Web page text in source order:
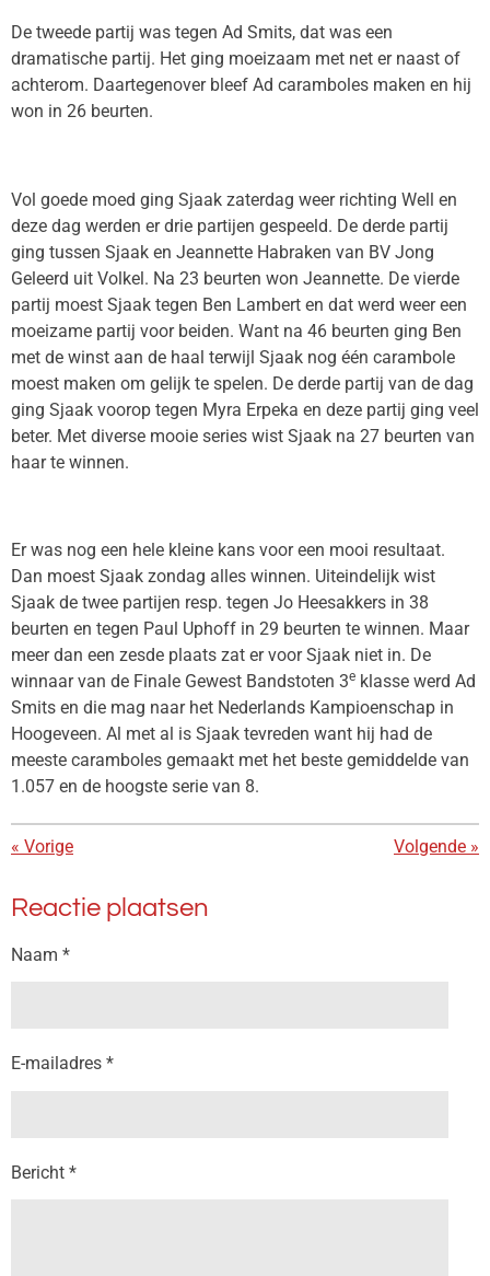
De tweede partij was tegen Ad Smits, dat was een
dramatische partij. Het ging moeizaam met net er naast of
achterom. Daartegenover bleef Ad caramboles maken en hij
won in 26 beurten.
Vol goede moed ging Sjaak zaterdag weer richting Well en
deze dag werden er drie partijen gespeeld. De derde partij
ging tussen Sjaak en Jeannette Habraken van BV Jong
Geleerd uit Volkel. Na 23 beurten won Jeannette. De vierde
partij moest Sjaak tegen Ben Lambert en dat werd weer een
moeizame partij voor beiden. Want na 46 beurten ging Ben
met de winst aan de haal terwijl Sjaak nog één carambole
moest maken om gelijk te spelen. De derde partij van de dag
ging Sjaak voorop tegen Myra Erpeka en deze partij ging veel
beter. Met diverse mooie series wist Sjaak na 27 beurten van
haar te winnen.
Er was nog een hele kleine kans voor een mooi resultaat.
Dan moest Sjaak zondag alles winnen. Uiteindelijk wist
Sjaak de twee partijen resp. tegen Jo Heesakkers in 38
beurten en tegen Paul Uphoff in 29 beurten te winnen. Maar
meer dan een zesde plaats zat er voor Sjaak niet in. De
winnaar van de Finale Gewest Bandstoten 3e klasse werd Ad
Smits en die mag naar het Nederlands Kampioenschap in
Hoogeveen. Al met al is Sjaak tevreden want hij had de
meeste caramboles gemaakt met het beste gemiddelde van
1.057 en de hoogste serie van 8.
« Vorige Volgende »
Reactie plaatsen
Naam *
E-mailadres *
Bericht *